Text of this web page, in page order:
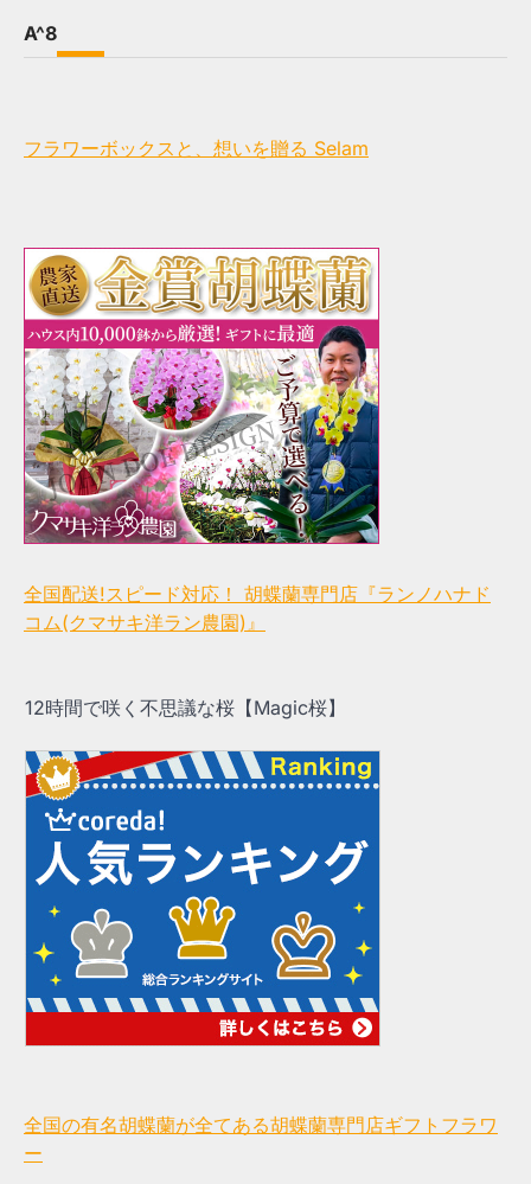
A^8
フラワーボックスと、想いを贈る Selam
全国配送!スピード対応！ 胡蝶蘭専門店『ランノハナド
コム(クマサキ洋ラン農園)』
12時間で咲く不思議な桜【Magic桜】
全国の有名胡蝶蘭が全てある胡蝶蘭専門店ギフトフラワ
ー